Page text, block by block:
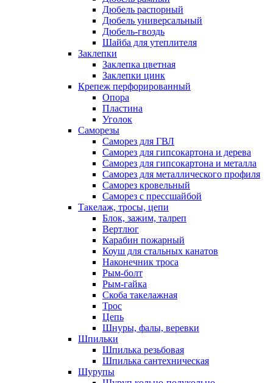
Дюбель распорный
Дюбель универсальный
Дюбель-гвоздь
Шайба для утеплителя
Заклепки
Заклепка цветная
Заклепки цинк
Крепеж перфорированный
Опора
Пластина
Уголок
Саморезы
Саморез для ГВЛ
Саморез для гипсокартона и дерева
Саморез для гипсокартона и металла
Саморез для металлического профиля
Саморез кровельный
Саморез с прессшайбой
Такелаж, тросы, цепи
Блок, зажим, талреп
Вертлюг
Карабин пожарный
Коуш для стальных канатов
Наконечник троса
Рым-болт
Рым-гайка
Скоба такелажная
Трос
Цепь
Шнуры, фалы, веревки
Шпильки
Шпилька резьбовая
Шпилька сантехническая
Шурупы